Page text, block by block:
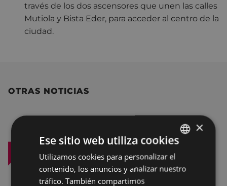
través de los dos ascensores que unen las calles
Mutiola y Bista Eder, para acceder al centro de la
ciudad.
OTRAS NOTICIAS
BASQUE
SPANISH
×
Ese sitio web utiliza cookies
Utilizamos cookies para personalizar el
contenido, los anuncios y analizar nuestro
tráfico. También compartimos